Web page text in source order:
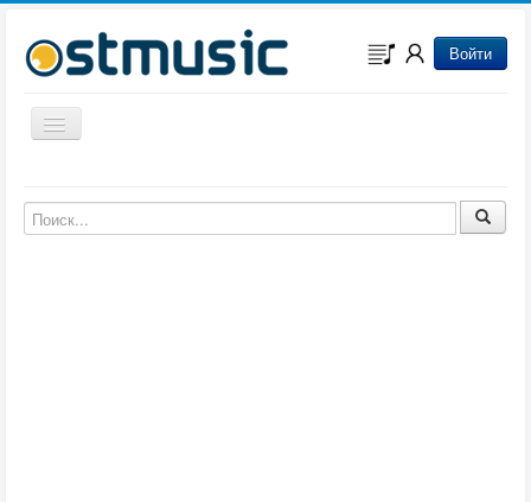
Войти
Включить/выключить навигацию
Музыка из мультфильмов
Музыка из сериалов